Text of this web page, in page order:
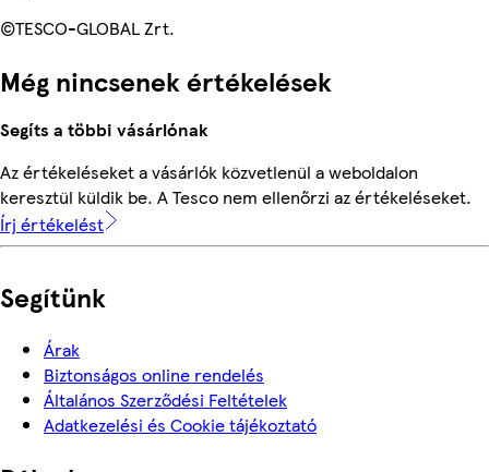
©TESCO-GLOBAL Zrt.
Még nincsenek értékelések
Segíts a többi vásárlónak
Az értékeléseket a vásárlók közvetlenül a weboldalon
keresztül küldik be. A Tesco nem ellenőrzi az értékeléseket.
Írj értékelést
Segítünk
Árak
Biztonságos online rendelés
Általános Szerződési Feltételek
Adatkezelési és Cookie tájékoztató